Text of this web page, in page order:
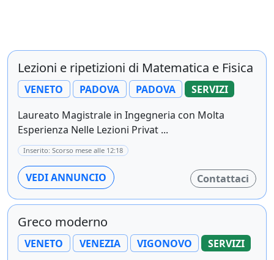
Lezioni e ripetizioni di Matematica e Fisica
VENETO PADOVA PADOVA
SERVIZI
Laureato Magistrale in Ingegneria con Molta
Esperienza Nelle Lezioni Privat ...
Inserito: Scorso mese alle 12:18
VEDI ANNUNCIO Contattaci
Greco moderno
VENETO VENEZIA VIGONOVO
SERVIZI